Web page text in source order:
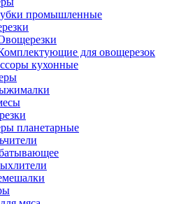
промышленные
для овощерезок
кухонные
планетарные